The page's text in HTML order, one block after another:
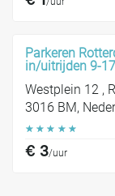
Parkeren
in/uitrijden 9-
Westplein 12 ,
3016 BM,
☆ ☆ ☆ ☆ ☆
€ 3/uur